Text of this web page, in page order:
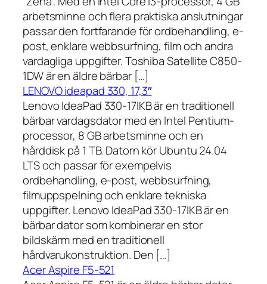
arbetsminne och flera praktiska anslutningar
passar den fortfarande för ordbehandling, e-
post, enklare webbsurfning, film och andra
vardagliga uppgifter. Toshiba Satellite C850-
1DW är en äldre bärbar […]
LENOVO ideapad 330, 17,3″
Lenovo IdeaPad 330-17IKB är en traditionell
bärbar vardagsdator med en Intel Pentium-
processor, 8 GB arbetsminne och en
hårddisk på 1 TB. Datorn kör Ubuntu 24.04
LTS och passar för exempelvis
ordbehandling, e-post, webbsurfning,
filmuppspelning och enklare tekniska
uppgifter. Lenovo IdeaPad 330-17IKB är en
bärbar dator som kombinerar en stor
bildskärm med en traditionell
hårdvarukonstruktion. Den […]
Acer Aspire F5-521